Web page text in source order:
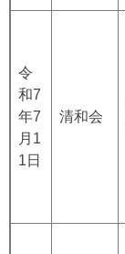
令
和7
年7
月1
1日
清和会